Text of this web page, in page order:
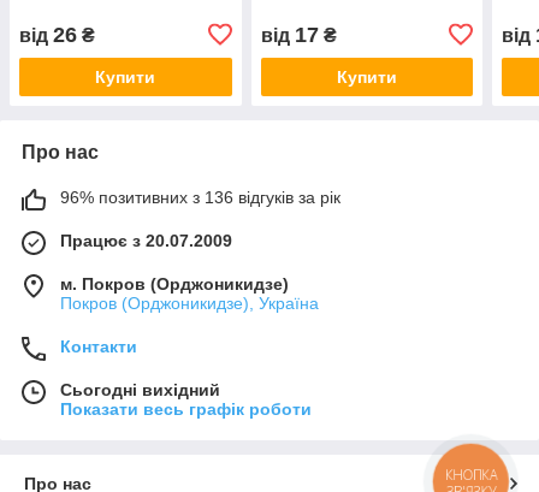
від 26 ₴
Купити
від 17₴
Купити
від
Про нас
96% позитивних з 136 відгуків за рік
Працює з 20.07.2009
м. Покров (Орджоникидзе)
Покров (Орджоникидзе), Україна
Контакти
Сьогодні вихідний
Показати весь графік роботи
Про нас
КНОПКА